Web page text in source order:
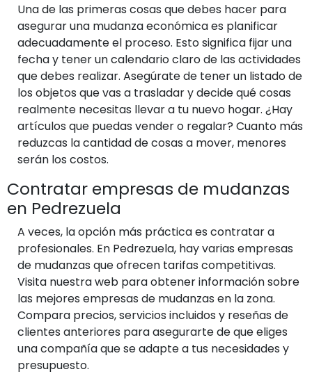
Una de las primeras cosas que debes hacer para
asegurar una mudanza económica es planificar
adecuadamente el proceso. Esto significa fijar una
fecha y tener un calendario claro de las actividades
que debes realizar. Asegúrate de tener un listado de
los objetos que vas a trasladar y decide qué cosas
realmente necesitas llevar a tu nuevo hogar. ¿Hay
artículos que puedas vender o regalar? Cuanto más
reduzcas la cantidad de cosas a mover, menores
serán los costos.
Contratar empresas de mudanzas
en Pedrezuela
A veces, la opción más práctica es contratar a
profesionales. En Pedrezuela, hay varias empresas
de mudanzas que ofrecen tarifas competitivas.
Visita nuestra web para obtener información sobre
las mejores empresas de mudanzas en la zona.
Compara precios, servicios incluidos y reseñas de
clientes anteriores para asegurarte de que eliges
una compañía que se adapte a tus necesidades y
presupuesto.